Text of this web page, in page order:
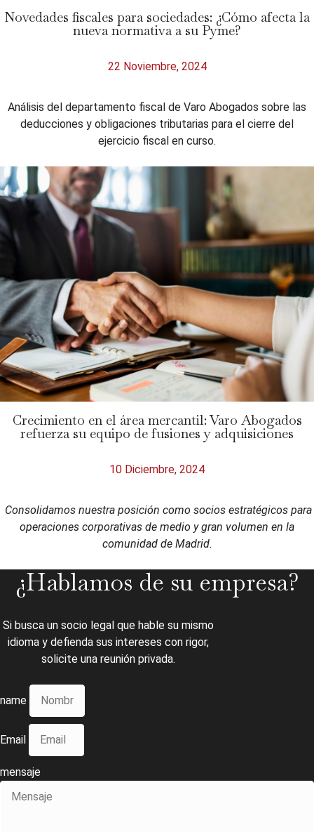
Novedades fiscales para sociedades: ¿Cómo afecta la
nueva normativa a su Pyme?
22 Noviembre, 2024
Análisis del departamento fiscal de Varo Abogados sobre las
deducciones y obligaciones tributarias para el cierre del
ejercicio fiscal en curso.
Crecimiento en el área mercantil: Varo Abogados
refuerza su equipo de fusiones y adquisiciones
10 Diciembre, 2024
Consolidamos nuestra posición como socios estratégicos para
operaciones corporativas de medio y gran volumen en la
comunidad de Madrid.
¿Hablamos de su empresa?
Si busca un socio legal que hable su mismo
idioma y defienda sus intereses con rigor,
solicite una reunión privada.
name
Email
mensaje